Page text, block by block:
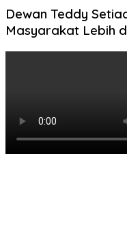
Dewan Teddy
Masyarakat Lebih